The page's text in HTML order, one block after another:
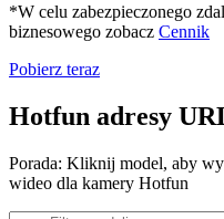
*W celu zabezpieczonego
biznesowego zobacz Cennik
Pobierz teraz
Hotfun adresy
Porada: Kliknij model, aby
wideo dla kamery Hotfun